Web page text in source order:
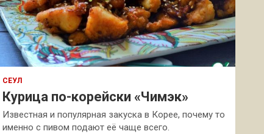
СЕУЛ
Курица по-корейски «Чимэк»
Известная и популярная закуска в Корее, почему то
именно с пивом подают её чаще всего.